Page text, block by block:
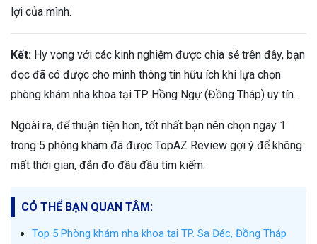
lợi của mình.
Kết: Hy vọng với các kinh nghiệm được chia sẻ trên đây, bạn
đọc đã có được cho mình thông tin hữu ích khi lựa chọn
phòng khám nha khoa tại TP. Hồng Ngự (Đồng Tháp) uy tín.
Ngoài ra, để thuận tiện hơn, tốt nhất bạn nên chọn ngay 1
trong 5 phòng khám đã được TopAZ Review gợi ý để không
mất thời gian, đắn đo đầu đầu tìm kiếm.
CÓ THỂ BẠN QUAN TÂM:
Top 5 Phòng khám nha khoa tại TP. Sa Đéc, Đồng Tháp